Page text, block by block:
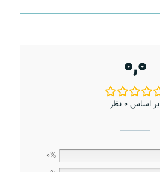
0,0
بر اساس 0 نظر
0%